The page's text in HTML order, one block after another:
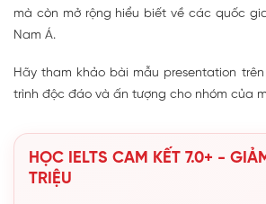
mà còn mở rộng hiểu biết về các quốc
Nam Á.
Hãy tham khảo bài mẫu presentation
trình độc đáo và ấn tượng cho nhóm của
HỌC IELTS CAM KẾT 7.0+ -
TRIỆU